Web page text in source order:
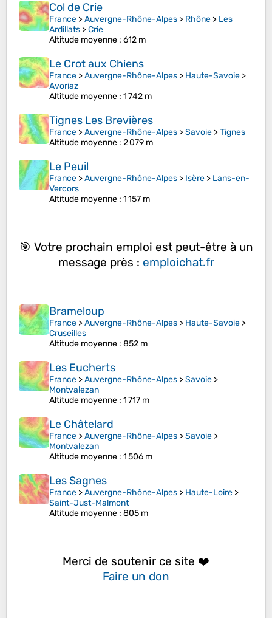
Col de Crie
France >Auvergne-Rhône-Alpes > Rhône > Les
Ardillats >Crie
Altitude moyenne : 612 m
Le Crot aux Chiens
France >Auvergne-Rhône-Alpes > Haute-Savoie >
Avoriaz
Altitude moyenne : 1 742 m
Tignes Les Brevières
France >Auvergne-Rhône-Alpes >Savoie >Tignes
Altitude moyenne : 2 079 m
Le Peuil
France >Auvergne-Rhône-Alpes > Isère > Lans-en-
Vercors
Altitude moyenne : 1 157 m
🎯 Votre prochain emploi est peut-être à un
message près : emploichat.fr
Brameloup
France >Auvergne-Rhône-Alpes > Haute-Savoie >
Cruseilles
Altitude moyenne : 852 m
Les Eucherts
France >Auvergne-Rhône-Alpes >Savoie >
Montvalezan
Altitude moyenne : 1 717 m
Le Châtelard
France >Auvergne-Rhône-Alpes >Savoie >
Montvalezan
Altitude moyenne : 1 506 m
Les Sagnes
France >Auvergne-Rhône-Alpes > Haute-Loire >
Saint-Just-Malmont
Altitude moyenne : 805 m
Merci de soutenir ce site ❤️
Faire un don